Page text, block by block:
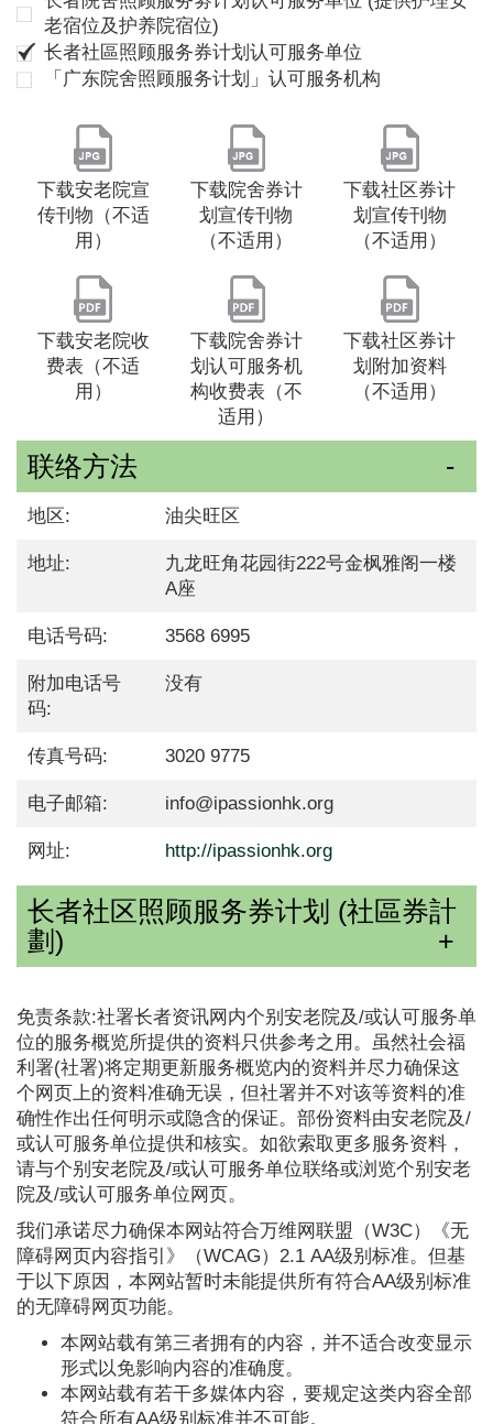
老宿位及护养院宿位)
长者社區照顾服务券计划认可服务单位
「广东院舍照顾服务计划」认可服务机构
下载安老院宣
传刊物（不适
用）
下载院舍券计
划宣传刊物
（不适用）
下载社区券计
划宣传刊物
（不适用）
下载安老院收
费表（不适
用）
下载院舍券计
划认可服务机
构收费表（不
适用）
下载社区券计
划附加资料
（不适用）
联络方法
地区: 油尖旺区
地址:
九龙旺角花园街222号金枫雅阁一楼
A座
电话号码: 3568 6995
附加电话号
码:
没有
传真号码: 3020 9775
电子邮箱: info@ipassionhk.org
网址: http://ipassionhk.org
长者社区照顾服务券计划 (社區券計
劃)
免责条款:社署长者资讯网内个别安老院及/或认可服务单
位的服务概览所提供的资料只供参考之用。虽然社会福
利署(社署)将定期更新服务概览内的资料并尽力确保这
个网页上的资料准确无误，但社署并不对该等资料的准
确性作出任何明示或隐含的保证。部份资料由安老院及/
或认可服务单位提供和核实。如欲索取更多服务资料，
请与个别安老院及/或认可服务单位联络或浏览个别安老
院及/或认可服务单位网页。
我们承诺尽力确保本网站符合万维网联盟（W3C）《无
障碍网页内容指引》（WCAG）2.1 AA级别标准。但基
于以下原因，本网站暂时未能提供所有符合AA级别标准
的无障碍网页功能。
本网站载有第三者拥有的内容，并不适合改变显示
形式以免影响内容的准确度。
本网站载有若干多媒体内容，要规定这类内容全部
符合所有AA级别标准并不可能。